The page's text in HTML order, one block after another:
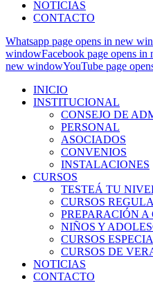
NOTICIAS
CONTACTO
Whatsapp page opens in new
windowFacebook page opens
new windowYouTube page
INICIO
INSTITUCIONAL
CONSEJO DE
PERSONAL
ASOCIADOS
CONVENIOS
INSTALACIONES
CURSOS
TESTEÁ TU
CURSOS
PREPARACIÓN A
NIÑOS Y
CURSOS
CURSOS DE
NOTICIAS
CONTACTO